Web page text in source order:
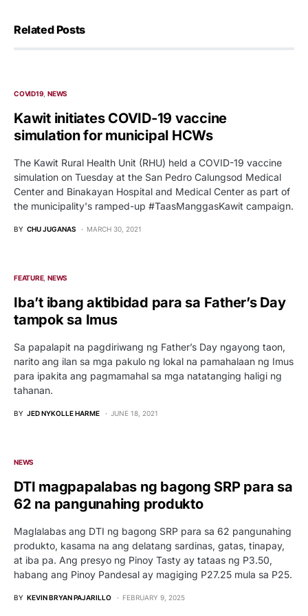
Related Posts
COVID19 NEWS
Kawit initiates COVID-19 vaccine
simulation for municipal HCWs
The Kawit Rural Health Unit (RHU) held a COVID-19 vaccine
simulation on Tuesday at the San Pedro Calungsod Medical
Center and Binakayan Hospital and Medical Center as part of
the municipality's ramped-up #TaasManggasKawit campaign.
BY CHU JUGANAS MARCH 30, 2021
FEATURE NEWS
Iba’t ibang aktibidad para sa Father’s Day
tampok sa Imus
Sa papalapit na pagdiriwang ng Father’s Day ngayong taon,
narito ang ilan sa mga pakulo ng lokal na pamahalaan ng Imus
para ipakita ang pagmamahal sa mga natatanging haligi ng
tahanan.
BY JED NYKOLLE HARME JUNE 18, 2021
NEWS
DTI magpapalabas ng bagong SRP para sa
62 na pangunahing produkto
Maglalabas ang DTI ng bagong SRP para sa 62 pangunahing
produkto, kasama na ang delatang sardinas, gatas, tinapay,
at iba pa. Ang presyo ng Pinoy Tasty ay tataas ng P3.50,
habang ang Pinoy Pandesal ay magiging P27.25 mula sa P25.
BY KEVIN BRYAN PAJARILLO FEBRUARY 9, 2025